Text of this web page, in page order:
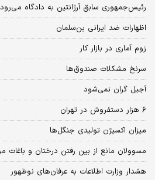
رئیس‌جمهوری سابق آرژانتین به دادگاه می‌رود
اظهارات ضد ایرانی بن‌سلمان
زوم آماری در بازار کار
سرنخ مشکلات صندوق‌ها
آجیل گران نمی‌شود
۶ هزار دستفروش در تهران
میزان اکسیژن تولیدی جنگل‌ها
مسوولان مانع از بین رفتن درختان و
هشدار وزارت اطلاعات به عرفان‌های نوظهور